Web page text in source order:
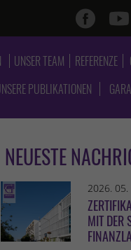
UNSER TEAM REFERENZE
PUBLIKATIONEN
NEUESTE
2026. 05.
MIT DER